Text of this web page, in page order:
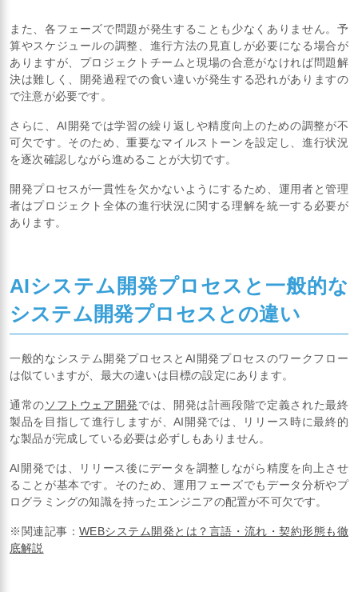
また、各フェーズで問題が発生することも少なくありません。予
算やスケジュールの調整、進行方法の見直しが必要になる場合が
ありますが、プロジェクトチームと現場の合意がなければ問題解
決は難しく、開発過程での食い違いが発生する恐れがありますの
で注意が必要です。
さらに、AI開発では学習の繰り返しや精度向上のための調整が不
可欠です。そのため、重要なマイルストーンを設定し、進行状況
を逐次確認しながら進めることが大切です。
開発プロセスが一貫性を欠かないようにするため、運用者と管理
者はプロジェクト全体の進行状況に関する理解を統一する必要が
あります。
AIシステム開発プロセスと一般的な
システム開発プロセスとの違い
一般的なシステム開発プロセスとAI開発プロセスのワークフロー
は似ていますが、最大の違いは目標の設定にあります。
通常のソフトウェア開発では、開発は計画段階で定義された最終
製品を目指して進行しますが、AI開発では、リリース時に最終的
な製品が完成している必要は必ずしもありません。
AI開発では、リリース後にデータを調整しながら精度を向上させ
ることが基本です。そのため、運用フェーズでもデータ分析やプ
ログラミングの知識を持ったエンジニアの配置が不可欠です。
※関連記事：WEBシステム開発とは？言語・流れ・契約形態も徹
底解説